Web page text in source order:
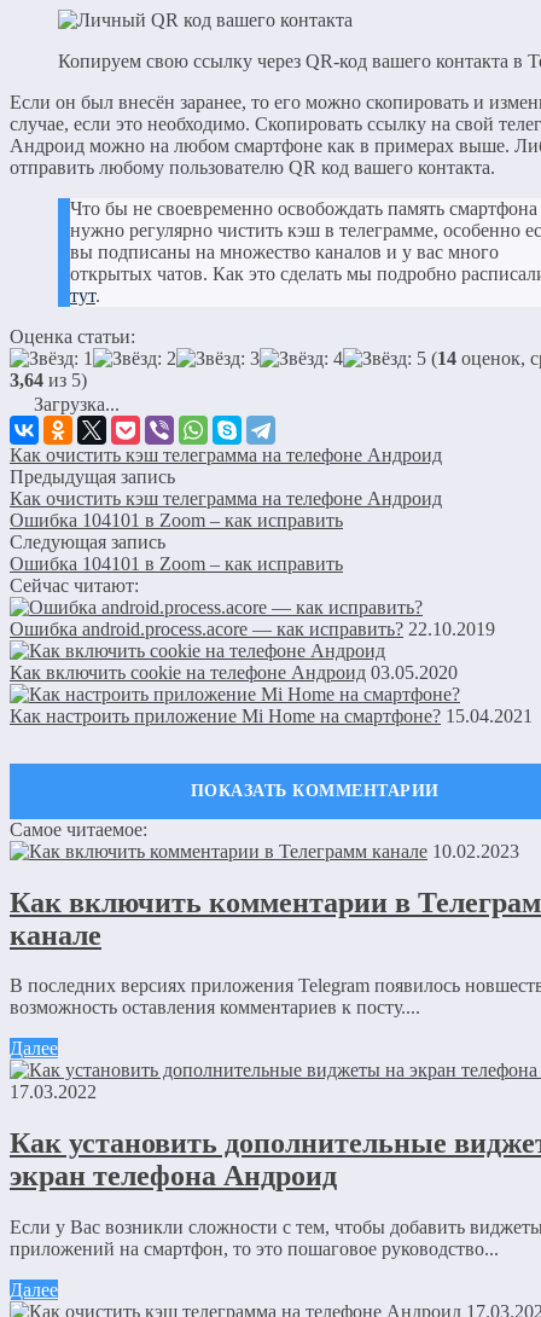
Копируем свою ссылку через QR-код вашего контакта в
Если он был внесён заранее, то его можно скопировать и
случае, если это необходимо. Скопировать ссылку на свой
Андроид можно на любом смартфоне как в примерах выше.
отправить любому пользователю QR код вашего контакта.
Что бы не своевременно освобождать память
нужно регулярно чистить кэш в телеграмме, особенно
вы подписаны на множество каналов и у вас много
открытых чатов. Как это сделать мы подробно
тут.
Оценка статьи:
(14 оценок,
3,64 из 5)
Загрузка...
Как очистить кэш телеграмма на телефоне Андроид
Предыдущая запись
Как очистить кэш телеграмма на телефоне Андроид
Ошибка 104101 в Zoom – как исправить
Следующая запись
Ошибка 104101 в Zoom – как исправить
Сейчас читают:
Ошибка android.process.acore — как исправить? 22.10.2019
Как включить cookie на телефоне Андроид 03.05.2020
Как настроить приложение Mi Home на смартфоне? 15.04.2021
Оставить комментарий
Ваш адрес email не будет опубликован.
Обязательные поля
Комментарий*
Email*
Сайт
Сохранить моё имя, email и адрес сайта в этом браузере для
последующих моих комментариев.
Самое читаемое:
10.02.2023
Как включить комментарии в
канале
В последних версиях приложения Telegram появилось
возможность оставления комментариев к посту....
Далее
17.03.2022
Как установить дополнительные
экран телефона Андроид
Если у Вас возникли сложности с тем, чтобы добавить
приложений на смартфон, то это пошаговое руководство...
Далее